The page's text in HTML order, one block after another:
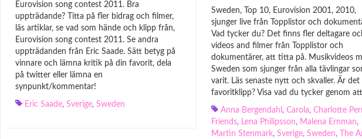
Eurovision song contest 2011. Bra
uppträdande? Titta på fler bidrag och filmer,
läs artiklar, se vad som hände och klipp från,
Eurovision song contest 2011. Se andra
uppträdanden från Eric Saade. Sätt betyg på
vinnare och lämna kritik på din favorit, dela
på twitter eller lämna en
synpunkt/kommentar!
Eric Saade, Sverige, Sweden
Sweden, Top 10, Eurovision 2001, 2010,
sjunger live från Topplistor och
Vad tycker du? Det finns fler deltagare
videos and filmer från Topplistor och
dokumentärer, att titta på. Musikvideos
Sweden som sjunger från alla tävlingar
varit. Läs senaste nytt och skvaller. Är
favoritklipp? Visa vad du tycker genom
Anna Bergendahl , Carola, Charlotte
Friends, Lena Philipsson, Malena Ernman,
Martin Stenmark, Sverige, Sweden, The